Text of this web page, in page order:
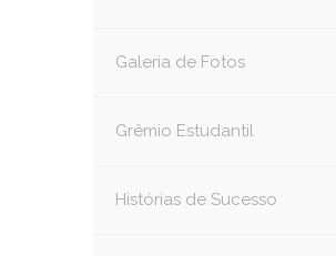
Galeria de Fotos
Grêmio Estudantil
Histórias de Sucesso